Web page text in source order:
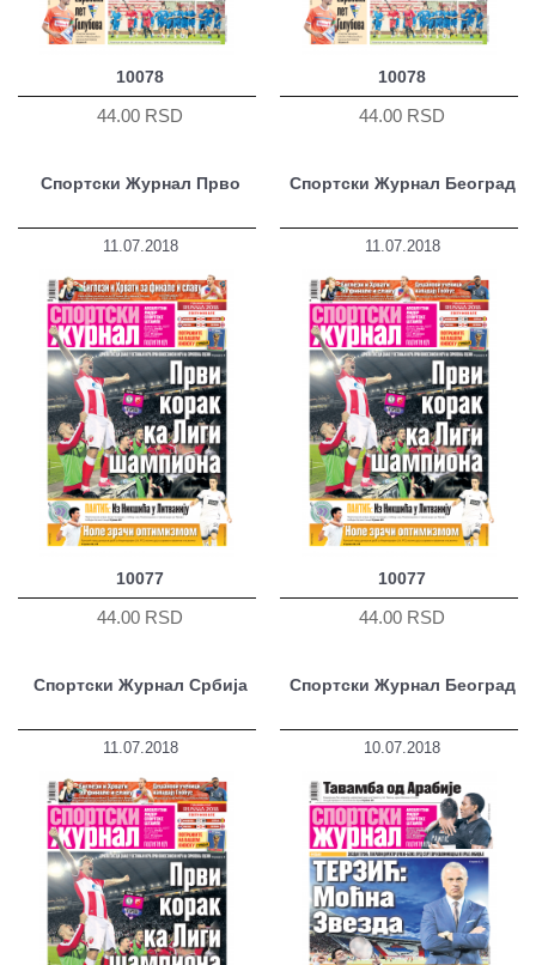
10078
44.00 RSD
10078
44.00 RSD
Спортски Журнал Прво
11.07.2018
10077
44.00 RSD
Спортски Журнал Београд
11.07.2018
10077
44.00 RSD
Спортски Журнал Србија
11.07.2018
Спортски Журнал Београд
10.07.2018